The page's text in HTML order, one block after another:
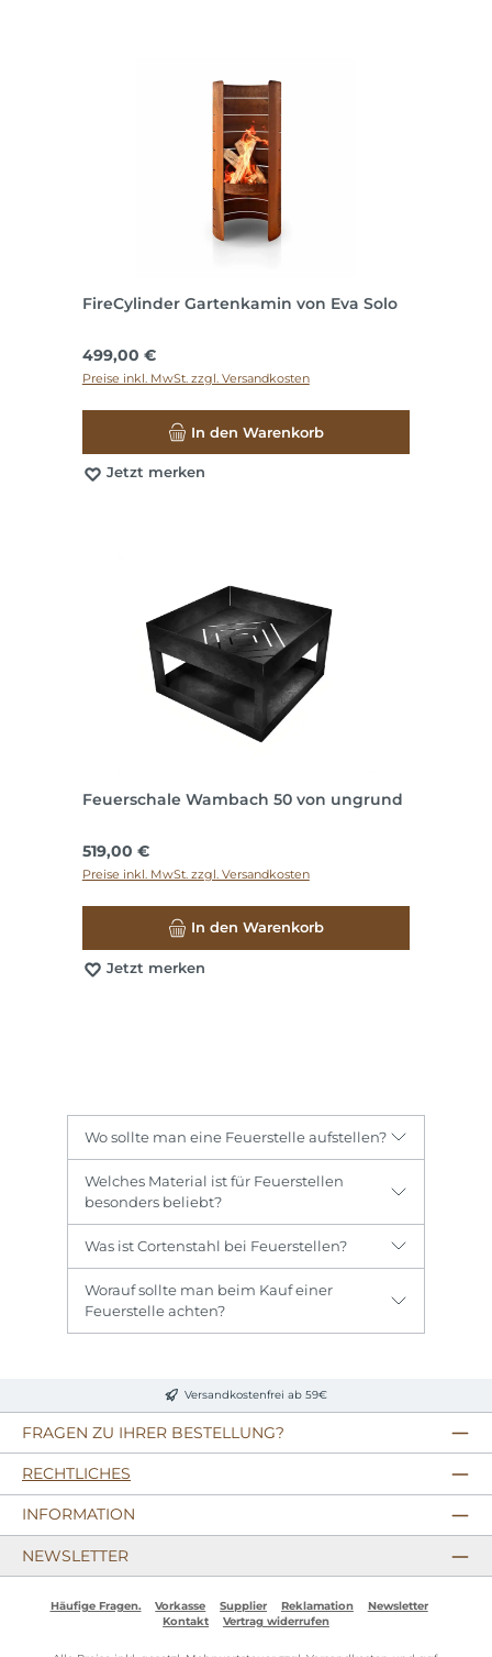
FireCylinder Gartenkamin von Eva Solo
Regulärer Preis:
499,00 €
Preise inkl. MwSt. zzgl. Versandkosten
In den Warenkorb
Jetzt merken
Feuerschale Wambach 50 von ungrund
Regulärer Preis:
519,00 €
Preise inkl. MwSt. zzgl. Versandkosten
In den Warenkorb
Jetzt merken
Wo sollte man eine Feuerstelle aufstellen?
Welches Material ist für Feuerstellen
besonders beliebt?
Was ist Cortenstahl bei Feuerstellen?
Worauf sollte man beim Kauf einer
Feuerstelle achten?
Versandkostenfrei ab 59€
FRAGEN ZU IHRER BESTELLUNG?
RECHTLICHES
INFORMATION
NEWSLETTER
Häufige Fragen. Vorkasse Supplier Reklamation
Newsletter
Kontakt
Vertrag widerrufen